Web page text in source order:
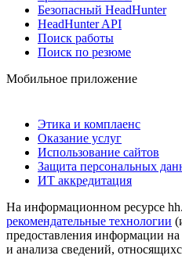
Безопасный HeadHunter
HeadHunter API
Поиск работы
Поиск по резюме
Мобильное приложение
Этика и комплаенс
Оказание услуг
Использование сайтов
Защита персональных
ИТ аккредитация
На информационном ресурсе
рекомендательные технологии
предоставления информации на
и анализа сведений,